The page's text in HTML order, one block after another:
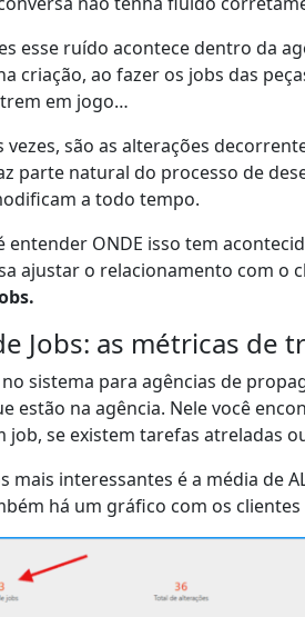
esse ruído acontece dentro da
criação, ao fazer os jobs das
em jogo…
vezes, são as alterações
parte natural do processo de
a todo tempo.
entender ONDE isso tem
ajustar o relacionamento com o
Jobs: as métricas de
no sistema para agências de
estão na agência. Nele você
job, se existem tarefas atreladas
mais interessantes é a média de
há um gráfico com os